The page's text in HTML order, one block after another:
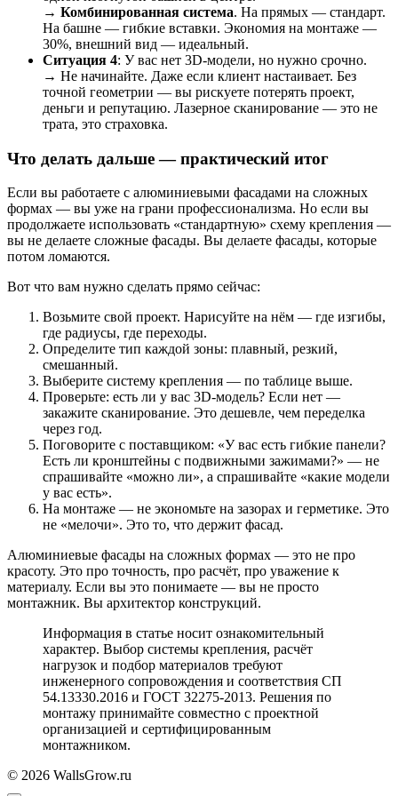
→ Комбинированная система. На прямых — стандарт.
На башне — гибкие вставки. Экономия на монтаже —
30%, внешний вид — идеальный.
Ситуация 4: У вас нет 3D-модели, но нужно срочно.
→ Не начинайте. Даже если клиент настаивает. Без
точной геометрии — вы рискуете потерять проект,
деньги и репутацию. Лазерное сканирование — это не
трата, это страховка.
Что делать дальше — практический итог
Если вы работаете с алюминиевыми фасадами на сложных
формах — вы уже на грани профессионализма. Но если вы
продолжаете использовать «стандартную» схему крепления —
вы не делаете сложные фасады. Вы делаете фасады, которые
потом ломаются.
Вот что вам нужно сделать прямо сейчас:
Возьмите свой проект. Нарисуйте на нём — где изгибы,
где радиусы, где переходы.
Определите тип каждой зоны: плавный, резкий,
смешанный.
Выберите систему крепления — по таблице выше.
Проверьте: есть ли у вас 3D-модель? Если нет —
закажите сканирование. Это дешевле, чем переделка
через год.
Поговорите с поставщиком: «У вас есть гибкие панели?
Есть ли кронштейны с подвижными зажимами?» — не
спрашивайте «можно ли», а спрашивайте «какие модели
у вас есть».
На монтаже — не экономьте на зазорах и герметике. Это
не «мелочи». Это то, что держит фасад.
Алюминиевые фасады на сложных формах — это не про
красоту. Это про точность, про расчёт, про уважение к
материалу. Если вы это понимаете — вы не просто
монтажник. Вы архитектор конструкций.
Информация в статье носит ознакомительный
характер. Выбор системы крепления, расчёт
нагрузок и подбор материалов требуют
инженерного сопровождения и соответствия СП
54.13330.2016 и ГОСТ 32275-2013. Решения по
монтажу принимайте совместно с проектной
организацией и сертифицированным
монтажником.
© 2026 WallsGrow.ru